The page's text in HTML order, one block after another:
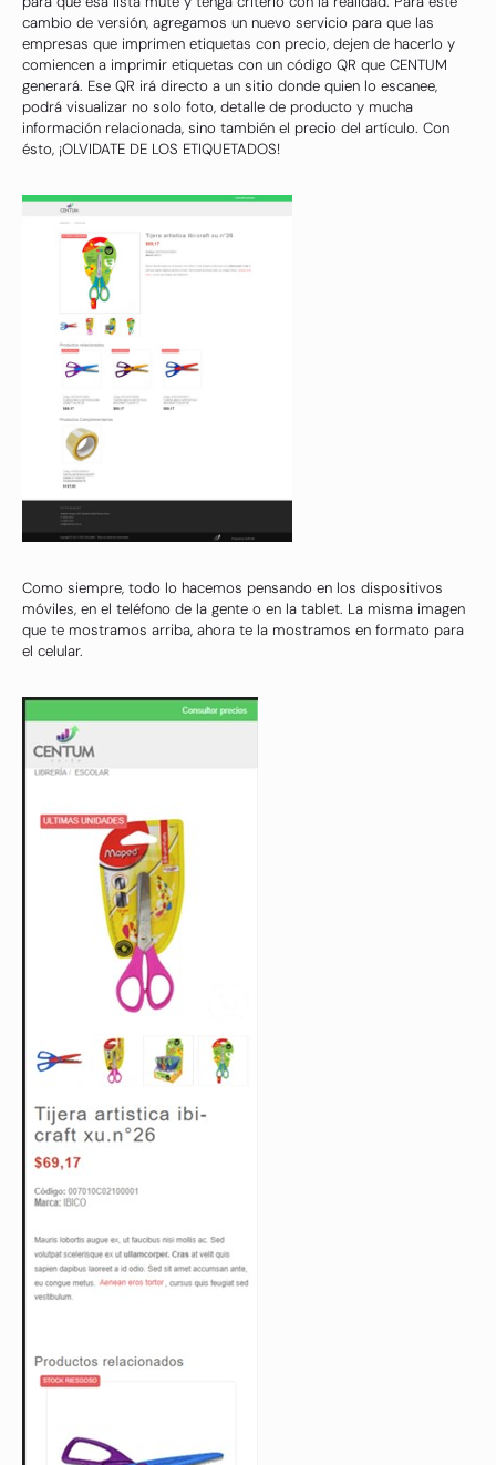
cambio de versión, agregamos un nuevo servicio para que las
empresas que imprimen etiquetas con precio, dejen de hacerlo y
comiencen a imprimir etiquetas con un código QR que CENTUM
generará. Ese QR irá directo a un sitio donde quien lo escanee,
podrá visualizar no solo foto, detalle de producto y mucha
información relacionada, sino también el precio del artículo. Con
ésto, ¡OLVIDATE DE LOS ETIQUETADOS!
Como siempre, todo lo hacemos pensando en los dispositivos
móviles, en el teléfono de la gente o en la tablet. La misma imagen
que te mostramos arriba, ahora te la mostramos en formato para
el celular.